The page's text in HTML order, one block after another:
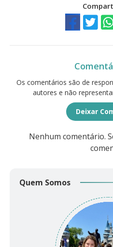
Os comentários são de
autores e não
Deixar
Nenhum comentário.
Quem Somos